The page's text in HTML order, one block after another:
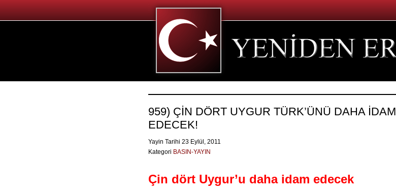
959) ÇİN DÖRT UYGUR TÜRK’ÜNÜ DAHA İDAM
EDECEK!
Yayin Tarihi 23 Eylül, 2011
Kategori BASIN-YAYIN
Çin dört Uygur’u daha idam edecek